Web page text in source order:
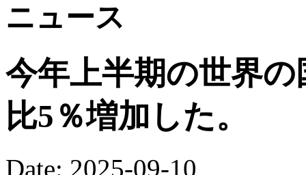
ニュース
今年上半期の世界
比5％増加した。
Date: 2025-09-10